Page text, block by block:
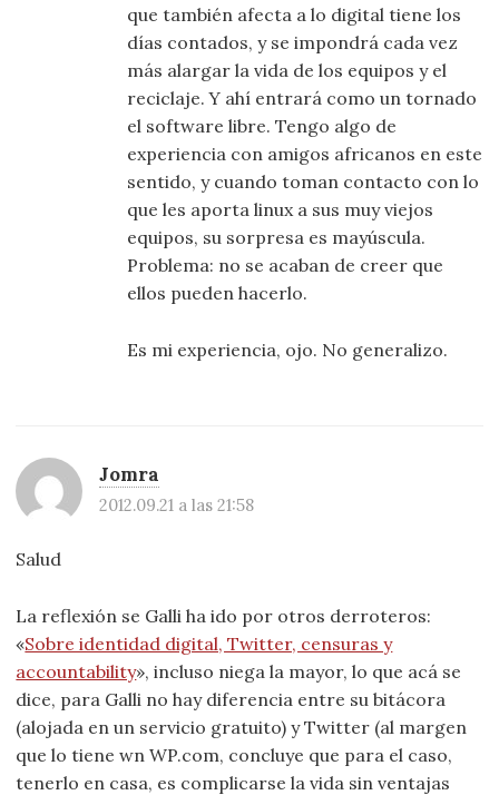
que también afecta a lo digital tiene los
días contados, y se impondrá cada vez
más alargar la vida de los equipos y el
reciclaje. Y ahí entrará como un tornado
el software libre. Tengo algo de
experiencia con amigos africanos en este
sentido, y cuando toman contacto con lo
que les aporta linux a sus muy viejos
equipos, su sorpresa es mayúscula.
Problema: no se acaban de creer que
ellos pueden hacerlo.
Es mi experiencia, ojo. No generalizo.
Jomra
2012.09.21 a las 21:58
Salud
La reflexión se Galli ha ido por otros derroteros:
«Sobre identidad digital, Twitter, censuras y
accountability», incluso niega la mayor, lo que acá se
dice, para Galli no hay diferencia entre su bitácora
(alojada en un servicio gratuito) y Twitter (al margen
que lo tiene wn WP.com, concluye que para el caso,
tenerlo en casa, es complicarse la vida sin ventajas